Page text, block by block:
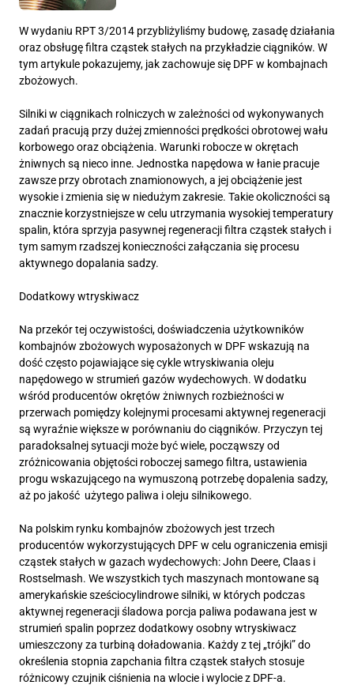
W wydaniu RPT 3/2014 przybliżyliśmy budowę, zasadę działania
oraz obsługę filtra cząstek stałych na przykładzie ciągników. W
tym artykule pokazujemy, jak zachowuje się DPF w kombajnach
zbożowych.
Silniki w ciągnikach rolniczych w zależności od wykonywanych
zadań pracują przy dużej zmienności prędkości obrotowej wału
korbowego oraz obciążenia. Warunki robocze w okrętach
żniwnych są nieco inne. Jednostka napędowa w łanie pracuje
zawsze przy obrotach znamionowych, a jej obciążenie jest
wysokie i zmienia się w niedużym zakresie. Takie okoliczności są
znacznie korzystniejsze w celu utrzymania wysokiej temperatury
spalin, która sprzyja pasywnej regeneracji filtra cząstek stałych i
tym samym rzadszej konieczności załączania się procesu
aktywnego dopalania sadzy.
Dodatkowy wtryskiwacz
Na przekór tej oczywistości, doświadczenia użytkowników
kombajnów zbożowych wyposażonych w DPF wskazują na
dość często pojawiające się cykle wtryskiwania oleju
napędowego w strumień gazów wydechowych. W dodatku
wśród producentów okrętów żniwnych rozbieżności w
przerwach pomiędzy kolejnymi procesami aktywnej regeneracji
są wyraźnie większe w porównaniu do ciągników. Przyczyn tej
paradoksalnej sytuacji może być wiele, począwszy od
zróżnicowania objętości roboczej samego filtra, ustawienia
progu wskazującego na wymuszoną potrzebę dopalenia sadzy,
aż po jakość użytego paliwa i oleju silnikowego.
Na polskim rynku kombajnów zbożowych jest trzech
producentów wykorzystujących DPF w celu ograniczenia emisji
cząstek stałych w gazach wydechowych: John Deere, Claas i
Rostselmash. We wszystkich tych maszynach montowane są
amerykańskie sześciocylindrowe silniki, w których podczas
aktywnej regeneracji śladowa porcja paliwa podawana jest w
strumień spalin poprzez dodatkowy osobny wtryskiwacz
umieszczony za turbiną doładowania. Każdy z tej „trójki” do
określenia stopnia zapchania filtra cząstek stałych stosuje
różnicowy czujnik ciśnienia na wlocie i wylocie z DPF-a.